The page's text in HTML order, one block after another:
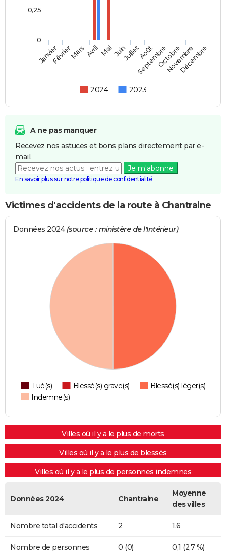
2024 2023
JanvierFévrierMars AvrilMaiJuinJuilletAoût
SeptembreOctobre
Novembre
Décembre
0
0,25
A ne pas manquer
Recevez nos astuces et bons plans directement par e-
mail.
Je m'abonne
En savoir plus sur notre politique de confidentialité
Victimes d'accidents de la route à Chantraine
Données 2024 (source : ministère de l'Intérieur)
Tué(s) Blessé(s) grave(s)
Blessé(s) léger(s)
Indemne(s)
Villes où il y a le plus de morts
Villes où il y a le plus de blessés
Villes où il y a le plus de personnes indemnes
Données 2024 Chantraine
Moyenne
des villes
Nombre total d'accidents 2 1,6
Nombre de personnes
0 (0) 0,1 (2,7 %)